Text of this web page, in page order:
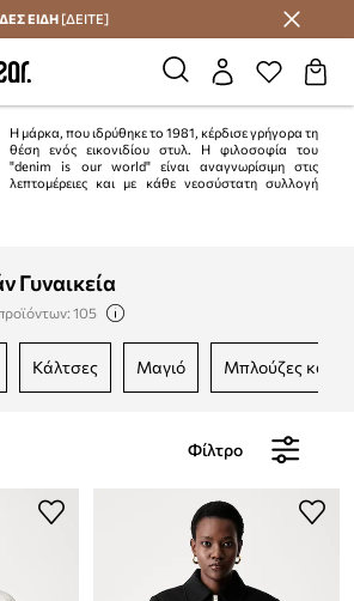
με το Answear Club
ΕΙΔΗ [ΔΕΙΤΕ]
Η μάρκα, που ιδρύθηκε το 1981, κέρδισε γρήγορα τη
θέση ενός εικονιδίου στυλ. Η φιλοσοφία του
"denim is our world" είναι αναγνωρίσιμη στις
λεπτομέρειες και με κάθε νεοσύστατη συλλογή
Γυναικεία
105
κάλτσες μαγιό μπλούζες και
Φίλτρο